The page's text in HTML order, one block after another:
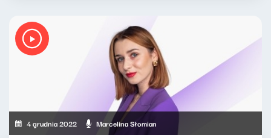
4 grudnia 2022 Marcelina Słomian